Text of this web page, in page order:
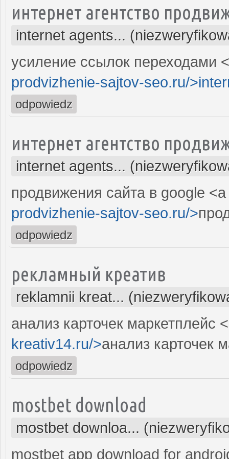
интернет агентство
internet agents...
усиление ссылок переходами
prodvizhenie-sajtov-seo.ru/
odpowiedz
интернет агентство
internet agents...
продвижения сайта в google
prodvizhenie-sajtov-seo.ru/>
odpowiedz
рекламный креатив
reklamnii kreat...
анализ карточек маркетплейс
kreativ14.ru/>анализ карточек
odpowiedz
mostbet download
mostbet downloa...
mostbet app download for